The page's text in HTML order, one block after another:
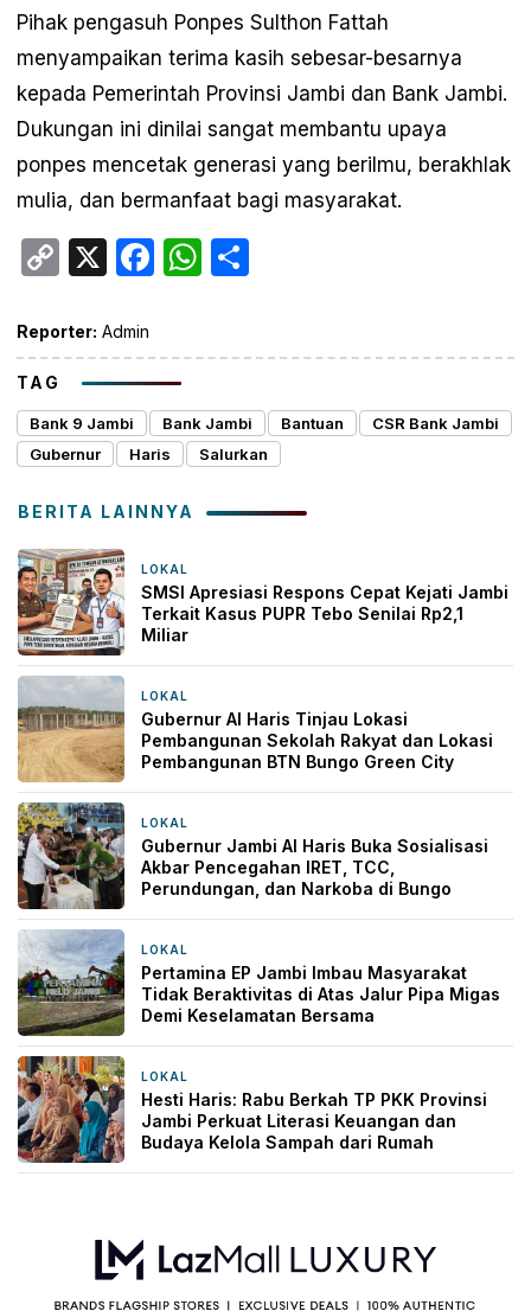
Pihak pengasuh Ponpes Sulthon Fattah
menyampaikan terima kasih sebesar-besarnya
kepada Pemerintah Provinsi Jambi dan Bank Jambi.
Dukungan ini dinilai sangat membantu upaya
ponpes mencetak generasi yang berilmu, berakhlak
mulia, dan bermanfaat bagi masyarakat.
Copy
X Facebook
WhatsApp
Reporter: Admin
TAG
Bank 9 Jambi Bank Jambi Bantuan
CSR Bank Jambi
Gubernur
Haris Salurkan
BERITA LAINNYA
LOKAL
SMSI Apresiasi Respons Cepat Kejati Jambi
Terkait Kasus PUPR Tebo Senilai Rp2,1
Miliar
LOKAL
Gubernur Al Haris Tinjau Lokasi
Pembangunan Sekolah Rakyat dan Lokasi
Pembangunan BTN Bungo Green City
LOKAL
Gubernur Jambi Al Haris Buka Sosialisasi
Akbar Pencegahan IRET, TCC,
Perundungan, dan Narkoba di Bungo
LOKAL
Pertamina EP Jambi Imbau Masyarakat
Tidak Beraktivitas di Atas Jalur Pipa Migas
Demi Keselamatan Bersama
LOKAL
Hesti Haris: Rabu Berkah TP PKK Provinsi
Jambi Perkuat Literasi Keuangan dan
Budaya Kelola Sampah dari Rumah